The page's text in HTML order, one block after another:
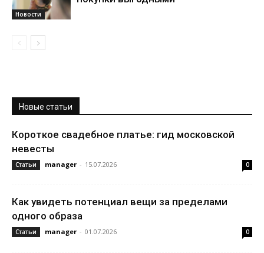
Новости
Новые статьи
Короткое свадебное платье: гид московской
невесты
Статьи manager - 15.07.2026 0
Как увидеть потенциал вещи за пределами
одного образа
Статьи manager - 01.07.2026 0